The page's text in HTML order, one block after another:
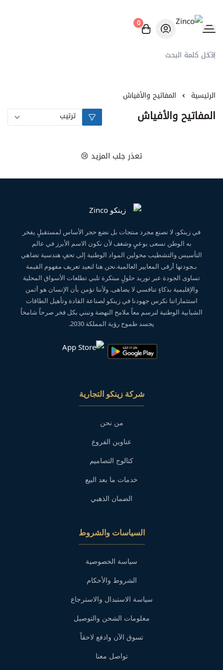
Zinco
0
الرئيسية المفاتيح والأفياش
المفاتيح والأفياش
تعذر جلب المزيد 😢
في زينكو، لا نصنع مجرد منتجات بل نضع حجر الأساس لمستقبلٍ يفخر
به الوطن نسعى بوعيٍ وشغف لأن نكون الاسم الأبرز في عالم
التأسيس والتشطيب محولين المواد الوطنية إلى تحفٍ هندسية تضاهي
بـجودتها أرقى المعايير العالمية.نحن هنا لنعيد تعريف مفهوم القيمة
تساوى الجودة عبر توريد حلولٍ مبتكرة تلبي تطلعات الأسواق المحلية
والإقليمية بذكاءٍ تنافسي لا يضاهى. ولأننا نؤمن بأن الإنسان هو أثمن
استثماراتنا نكرس جهودنا في زينكو لصناعة القادة وتأهيل الطاقات
الشبابية الوطنية لنرسم معاً ملامح النهضة ونبني بكل فخر صرحاً شامخاً
يجسد طموح رؤية المملكة 2030.
شركة زينكو التجارية
من نحن
عناوين الفروع
كتالوج التصاميم
خدمات ما بعد البيع
الضمان الذهبي
السياسات والشروط
سياسة الخصوصية
الشروط والأحكام
سياسة الاستبدال والاسترجاع
معلومات الشحن والتوصيل
تسوق الآن وادفع لاحقاً
تواصل معنا